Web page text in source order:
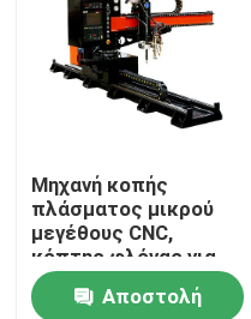
Μηχανή κοπής
πλάσματος μικρού
μεγέθους CNC,
κόπτης φλόγας για
λεπτή πλάκα
Αποστολή